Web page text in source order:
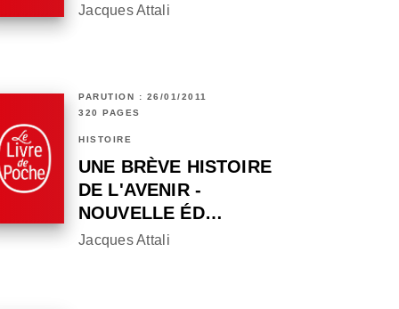
Jacques Attali
PARUTION : 26/01/2011
320 PAGES
HISTOIRE
UNE BRÈVE HISTOIRE
DE L'AVENIR -
NOUVELLE ÉD…
Jacques Attali